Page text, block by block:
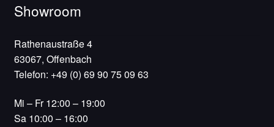
Showroom
Rathenaustraße 4
63067, Offenbach
Telefon: +49 (0) 69 90 75 09 63
Mi – Fr 12:00 – 19:00
Sa 10:00 – 16:00